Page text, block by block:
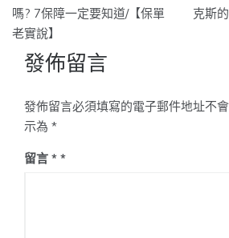
章
導
覽
嗎? 7保障一定要知道/【保單
老實說】
克斯
發佈留言
發佈留言必須填寫的電子郵件地址不會
示為 *
留言 *